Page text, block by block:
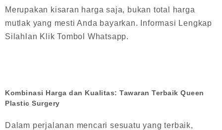
Merupakan kisaran harga saja, bukan total harga
mutlak yang mesti Anda bayarkan. Informasi Lengkap
Silahlan Klik Tombol Whatsapp.
Kombinasi Harga dan Kualitas: Tawaran Terbaik Queen
Plastic Surgery
Dalam perjalanan mencari sesuatu yang terbaik,